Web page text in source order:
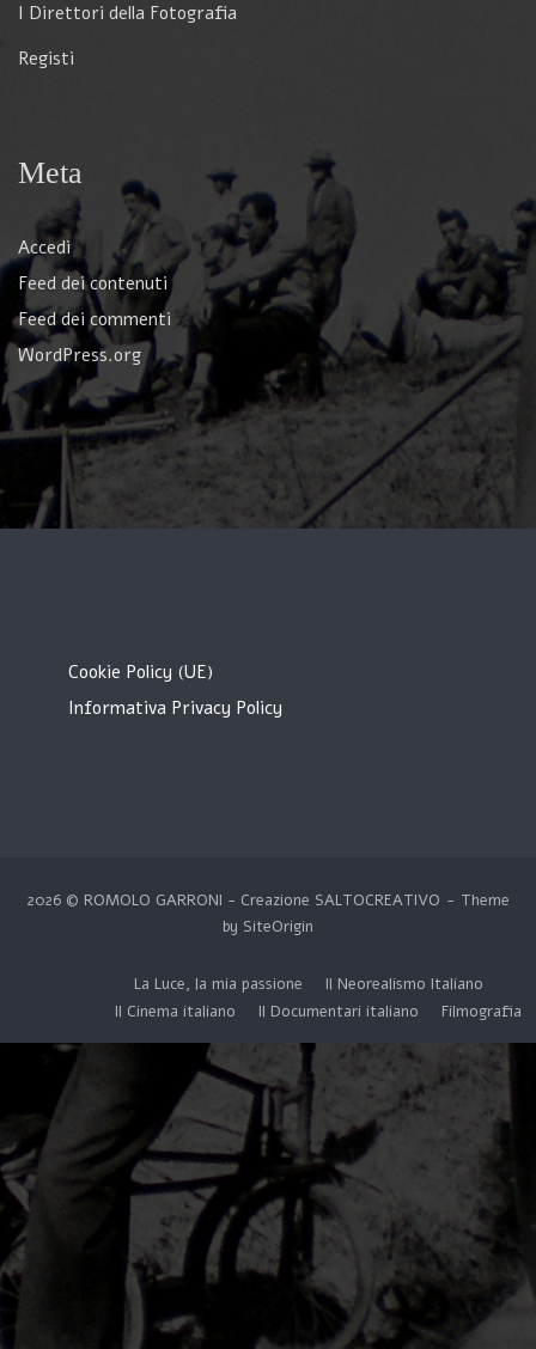
I Direttori della Fotografia
Registi
Meta
Accedi
Feed dei contenuti
Feed dei commenti
WordPress.org
Cookie Policy (UE)
Informativa Privacy Policy
2026 © ROMOLO GARRONI - Creazione SALTOCREATIVO
Theme
by SiteOrigin
La Luce, la mia passione
Il Neorealismo Italiano
Il Cinema italiano
Il Documentari italiano Filmografia